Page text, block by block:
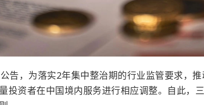
告，为落实2年集中整治期的行业监管要求，
投资者在中国境内服务进行相应调整。自此，